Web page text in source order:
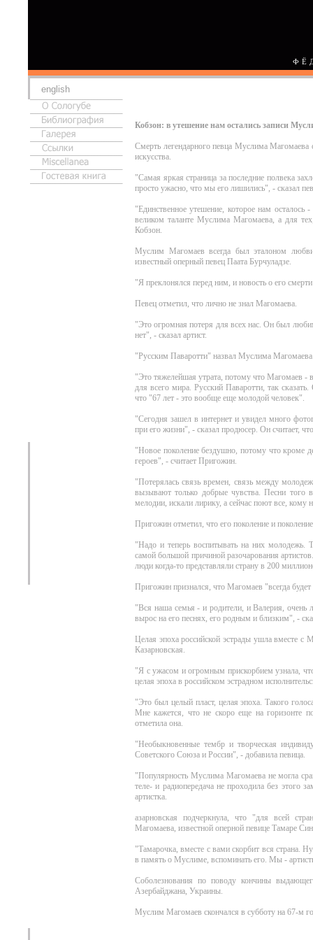
english
Кобзон: в утешение нам остались записи
Смерть легендарного певца Муслима Магомаева
искусства.
"Самая яркая страница за последние полвека
просто ужасно, что мы его лишились", - сказал
"Единственное утешение, которое нам
великом таланте Муслима Магомаева, а для
Кобзон.
Муслим Магомаев всегда был эталоном
известный оперный певец Паата Бурчуладзе.
"Я преклонялся перед ним, и новость о его
Певец отметил, что лично не знал Магомаева.
"Это огромная потеря для всех нас. Он был
нет", - сказал артист.
"Русским Паваротти" назвал Муслима
"Это тяжелейшая утрата, потому что Магомаев
для всего мира. Русский Паваротти, так
что "67 лет - это вообще еще молодой человек".
"Сегодня зашел в интернет и увидел много
при его жизни", - сказал продюсер. Он считает,
"Новое поколение бездушно, потому что кроме
героев", - считает Пригожин.
"Потерялась связь времен, связь между
вызывают только добрые чувства. Песни того
мелодии, искали лирику, а сейчас поют все, кому
Пригожин отметил, что его поколение и
"Надо и теперь воспитывать на них молодежь.
самой большой причиной разочарования
люди когда-то представляли страну в 200
Пригожин признался, что Магомаев "всегда
"Вся наша семья - и родители, и Валерия,
вырос на его песнях, его родным и близким", -
Целая эпоха российской эстрады ушла вместе
Казарновская.
"Я с ужасом и огромным прискорбием узнала,
целая эпоха в российском эстрадном
"Это был целый пласт, целая эпоха. Такого
Мне кажется, что не скоро еще на горизонте
отметила она.
"Необыкновенные тембр и творческая
Советского Союза и России", - добавила певица.
"Популярность Муслима Магомаева не могла
теле- и радиопередача не проходила без этого
артистка.
азарновская подчеркнула, что "для всей
Магомаева, известной оперной певице Тамаре
"Тамарочка, вместе с вами скорбит вся страна.
в память о Муслиме, вспоминать его. Мы -
Соболезнования по поводу кончины
Азербайджана, Украины.
Муслим Магомаев скончался в субботу на 67-м